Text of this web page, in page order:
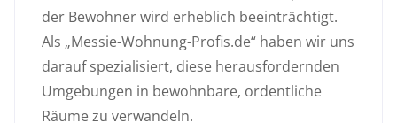
der Bewohner wird erheblich beeinträchtigt.
Als „Messie-Wohnung-Profis.de“ haben wir uns
darauf spezialisiert, diese herausfordernden
Umgebungen in bewohnbare, ordentliche
Räume zu verwandeln.